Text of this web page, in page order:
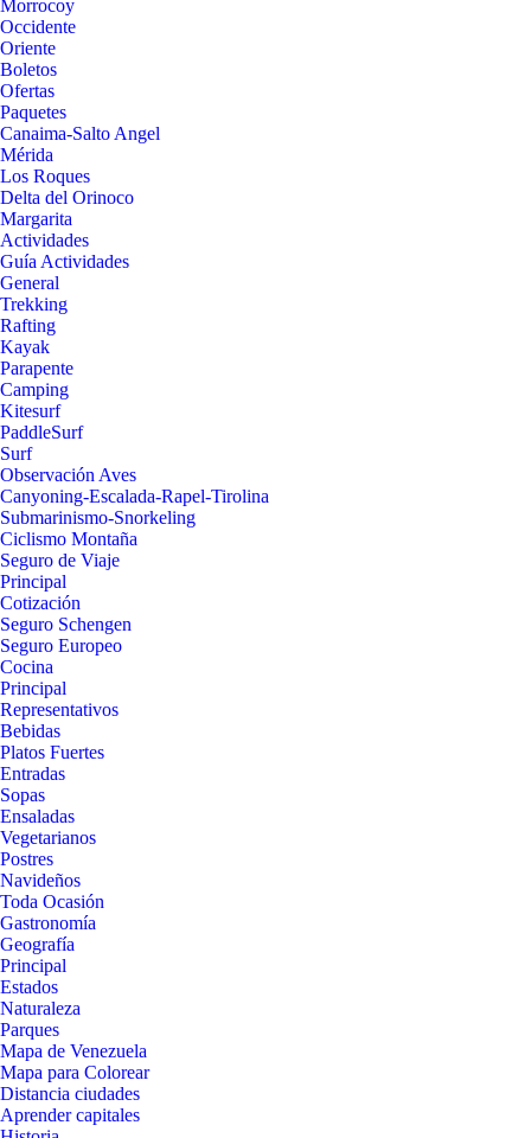
Morrocoy
Occidente
Oriente
Boletos
Ofertas
Paquetes
Canaima-Salto Angel
Mérida
Los Roques
Delta del Orinoco
Margarita
Actividades
Guía Actividades
General
Trekking
Rafting
Kayak
Parapente
Camping
Kitesurf
PaddleSurf
Surf
Observación Aves
Canyoning-Escalada-Rapel-Tirolina
Submarinismo-Snorkeling
Ciclismo Montaña
Seguro de Viaje
Principal
Cotización
Seguro Schengen
Seguro Europeo
Cocina
Principal
Representativos
Bebidas
Platos Fuertes
Entradas
Sopas
Ensaladas
Vegetarianos
Postres
Navideños
Toda Ocasión
Gastronomía
Geografía
Principal
Estados
Naturaleza
Parques
Mapa de Venezuela
Mapa para Colorear
Distancia ciudades
Aprender capitales